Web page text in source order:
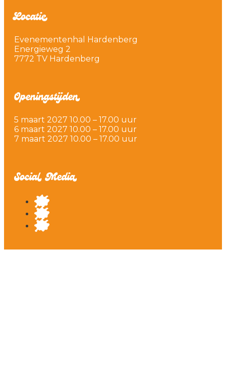
Locatie
Evenementenhal Hardenberg
Energieweg 2
7772 TV Hardenberg
Openingstijden
5 maart 2027 10.00 – 17.00 uur
6 maart 2027 10.00 – 17.00 uur
7 maart 2027 10.00 – 17.00 uur
Social Media